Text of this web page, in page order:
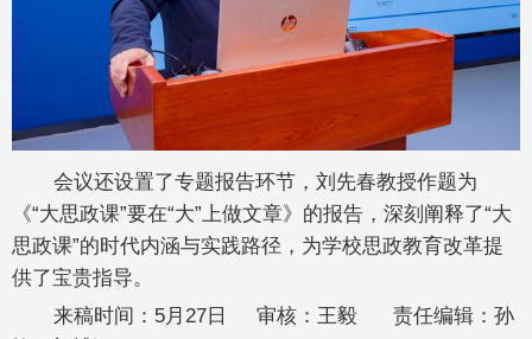
会议还设置了专题报告环节，刘先春教授作题为
《“大思政课”要在“大”上做文章》的报告，深刻阐释了“大
思政课”的时代内涵与实践路径，为学校思政教育改革提
供了宝贵指导。
来稿时间：5月27日 审核：王毅 责任编辑：孙